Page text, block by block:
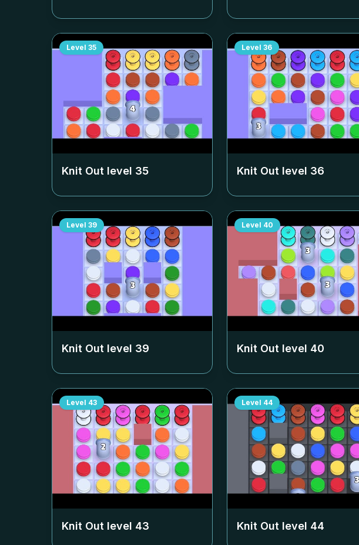
Level 35
Knit Out level 35
Level 36
Knit Out level 36
Level 39
Knit Out level 39
Level 40
Knit Out level 40
Level 43
Knit Out level 43
Level 44
Knit Out level 44